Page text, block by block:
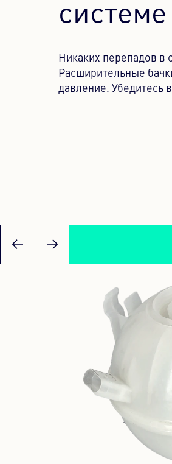
Никаких перепадов в
Расширительные
давление. Убедитесь